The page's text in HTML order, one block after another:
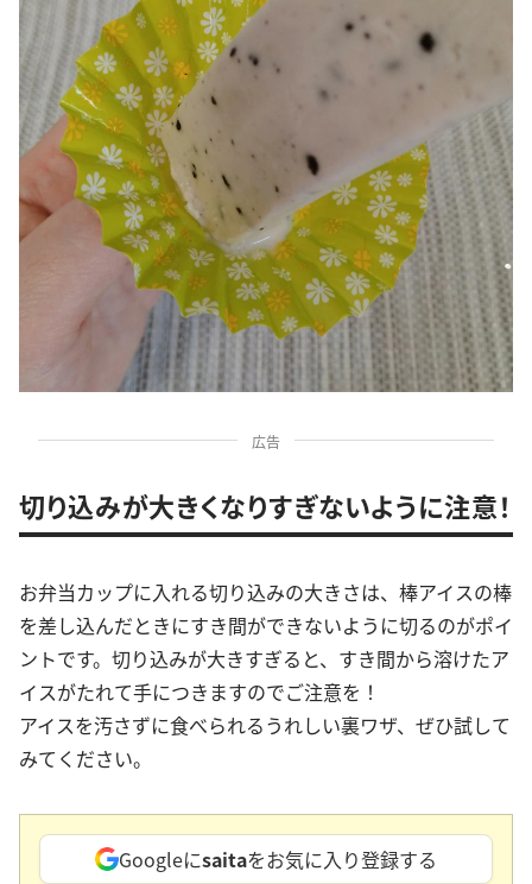
広告
切り込みが大きくなりすぎないように注意！
お弁当カップに入れる切り込みの大きさは、棒アイスの棒
を差し込んだときにすき間ができないように切るのがポイ
ントです。切り込みが大きすぎると、すき間から溶けたア
イスがたれて手につきますのでご注意を！
アイスを汚さずに食べられるうれしい裏ワザ、ぜひ試して
みてください。
Googleにsaitaをお気に入り登録する